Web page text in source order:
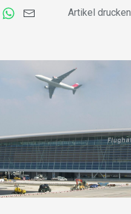
Artikel drucken